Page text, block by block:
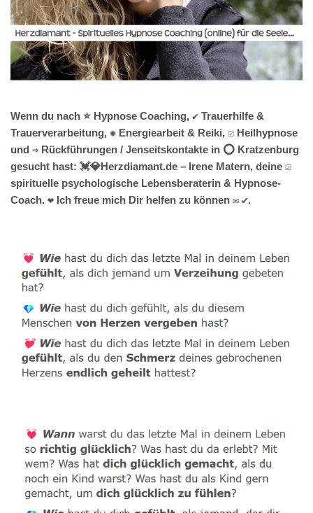
Wenn du nach ⭐ Hypnose Coaching, ✔️ Trauerhilfe &
Trauerverarbeitung, ✺ Energiearbeit & Reiki, ☑️ Heilhypnose
und ⇒ Rückführungen / Jenseitskontakte in ⭕ Kratzenburg
gesucht hast: 💓️💎Herzdiamant.de – Irene Matern, deine ☑️
spirituelle psychologische Lebensberaterin & Hypnose-
Coach. ❤ Ich freue mich Dir helfen zu können ✉ ✔.